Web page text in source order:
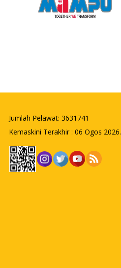
Jumlah Pelawat: 3631741
Kemaskini Terakhir : 06 Ogos 2026.